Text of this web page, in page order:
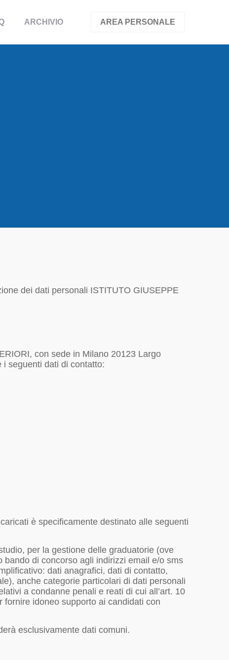
ARCHIVIO AREA PERSONALE
dei dati personali ISTITUTO GIUSEPPE
con sede in Milano 20123 Largo
seguenti dati di contatto:
è specificamente destinato alle seguenti
per la gestione delle graduatorie (ove
bando di concorso agli indirizzi email e/o sms
dati anagrafici, dati di contatto,
anche categorie particolari di dati personali
a condanne penali e reati di cui all’art. 10
idoneo supporto ai candidati con
esclusivamente dati comuni.